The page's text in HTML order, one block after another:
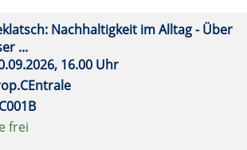
Nachhaltigkeit im Alltag - Über
...
16.00 Uhr
frei